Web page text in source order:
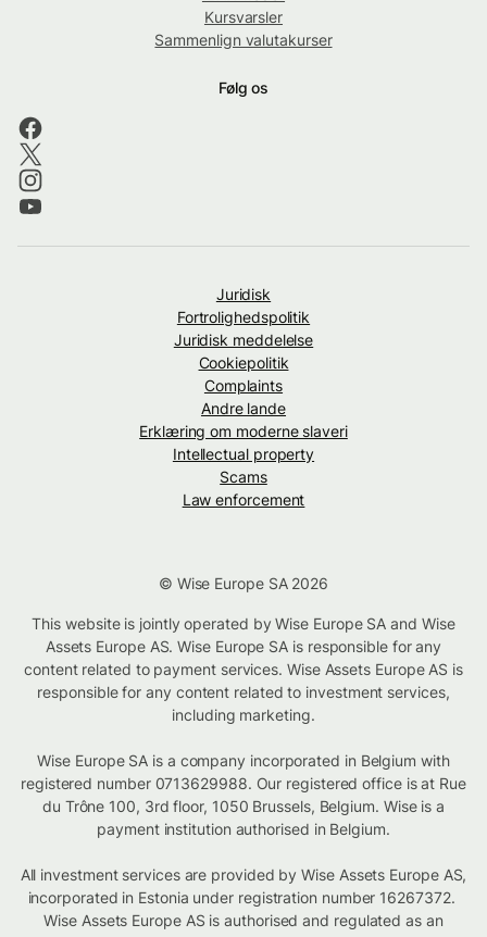
Kursvarsler
Sammenlign valutakurser
Følg os
Juridisk
Fortrolighedspolitik
Juridisk meddelelse
Cookiepolitik
Complaints
Andre lande
Erklæring om moderne slaveri
Intellectual property
Scams
Law enforcement
© Wise Europe SA 2026
This website is jointly operated by Wise Europe SA and Wise
Assets Europe AS. Wise Europe SA is responsible for any
content related to payment services. Wise Assets Europe AS is
responsible for any content related to investment services,
including marketing.
Wise Europe SA is a company incorporated in Belgium with
registered number 0713629988. Our registered office is at Rue
du Trône 100, 3rd floor, 1050 Brussels, Belgium. Wise is a
payment institution authorised in Belgium.
All investment services are provided by Wise Assets Europe AS,
incorporated in Estonia under registration number 16267372.
Wise Assets Europe AS is authorised and regulated as an